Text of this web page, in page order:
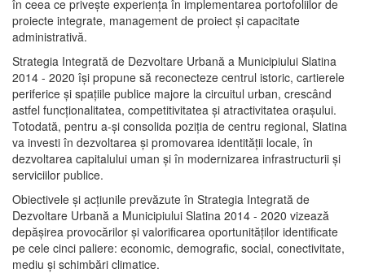
în ceea ce priveşte experienţa în implementarea portofoliilor de
proiecte integrate, management de proiect și capacitate
administrativă.
Strategia Integrată de Dezvoltare Urbană a Municipiului Slatina
2014 - 2020 își propune să reconecteze centrul istoric, cartierele
periferice şi spaţiile publice majore la circuitul urban, crescând
astfel funcţionalitatea, competitivitatea şi atractivitatea oraşului.
Totodată, pentru a-şi consolida poziţia de centru regional, Slatina
va investi în dezvoltarea şi promovarea identităţii locale, în
dezvoltarea capitalului uman şi în modernizarea infrastructurii şi
serviciilor publice.
Obiectivele şi acţiunile prevăzute în Strategia Integrată de
Dezvoltare Urbană a Municipiului Slatina 2014 - 2020 vizează
depășirea provocărilor şi valorificarea oportunităţilor identificate
pe cele cinci paliere: economic, demografic, social, conectivitate,
mediu şi schimbări climatice.